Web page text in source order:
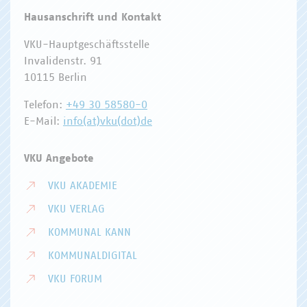
Hausanschrift und Kontakt
VKU-Hauptgeschäftsstelle
Invalidenstr. 91
10115 Berlin
Telefon: +49 30 58580-0
E-Mail: info(at)vku(dot)de
VKU Angebote
VKU AKADEMIE
VKU VERLAG
KOMMUNAL KANN
KOMMUNALDIGITAL
VKU FORUM